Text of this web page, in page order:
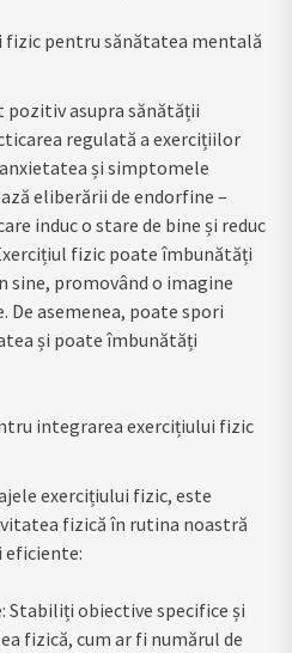
fizic pentru sănătatea mentală
pozitiv asupra sănătății
regulată a exercițiilor
și simptomele
eliberării de endorfine –
induc o stare de bine și reduc
fizic poate îmbunătăți
sine, promovând o imagine
De asemenea, poate spori
și poate îmbunătăți
integrarea exercițiului fizic
exercițiului fizic, este
fizică în rutina noastră
eficiente:
Stabiliți obiective specifice și
fizică, cum ar fi numărul de